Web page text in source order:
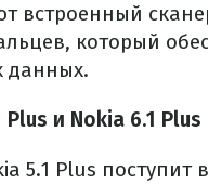
встроенный
который
данных.
и Nokia 6.1 Plus
5.1 Plus поступит в